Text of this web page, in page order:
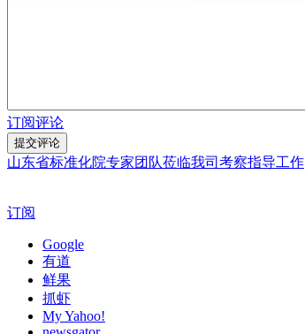
订阅评论
山东省标准化院专家团队莅临我司考察指导工作
订阅
Google
有道
鲜果
抓虾
My Yahoo!